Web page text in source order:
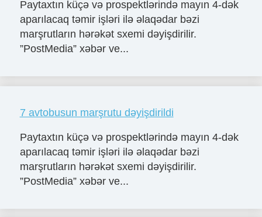
Paytaxtın küçə və prospektlərində mayın 4-dək
aparılacaq təmir işləri ilə əlaqədar bəzi
marşrutların hərəkət sxemi dəyişdirilir.
”PostMedia” xəbər ve...
7 avtobusun marşrutu dəyişdirildi
Paytaxtın küçə və prospektlərində mayın 4-dək
aparılacaq təmir işləri ilə əlaqədar bəzi
marşrutların hərəkət sxemi dəyişdirilir.
”PostMedia” xəbər ve...